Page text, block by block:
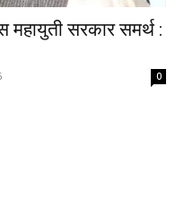
महायुती सरकार समर्थ :
0